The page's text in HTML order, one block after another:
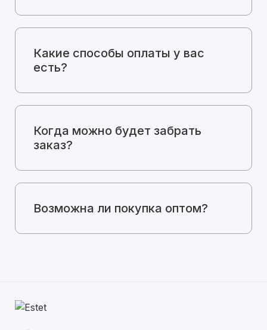
Какие способы оплаты у вас
есть?
Когда можно будет забрать
заказ?
Возможна ли покупка оптом?